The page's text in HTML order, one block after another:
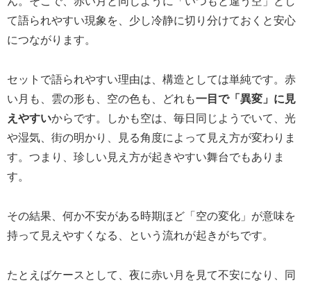
て語られやすい現象を、少し冷静に切り分けておくと安心
につながります。
セットで語られやすい理由は、構造としては単純です。赤
い月も、雲の形も、空の色も、どれも一目で「異変」に見
えやすいからです。しかも空は、毎日同じようでいて、光
や湿気、街の明かり、見る角度によって見え方が変わりま
す。つまり、珍しい見え方が起きやすい舞台でもありま
す。
その結果、何か不安がある時期ほど「空の変化」が意味を
持って見えやすくなる、という流れが起きがちです。
たとえばケースとして、夜に赤い月を見て不安になり、同